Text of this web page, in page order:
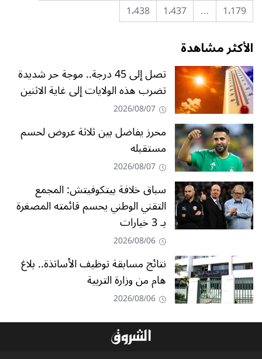
1٬179
… 1٬437 1٬438
الأكثر مشاهدة
تصل إلى 45 درجة.. موجة حر شديدة
تضرب هذه الولايات إلى غاية الاثنين
2026/08/07
محرز يفاضل بين ثلاثة عروض لحسم
مستقبله
2026/08/07
سباق خلافة بيتكوفيتش: المجمع
التقني الوطني يحسم قائمته المصغرة
بـ 3 خيارات
2026/08/06
نتائج مسابقة توظيف الأساتذة.. بلاغ
هام من وزارة التربية
2026/08/06